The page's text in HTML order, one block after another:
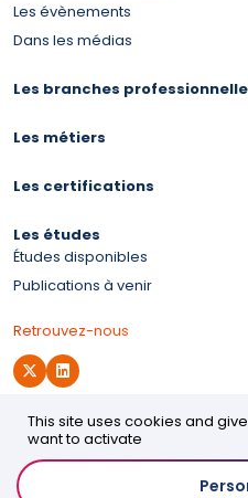
Les évènements
Dans les médias
Les branches
Les métiers
Les certifications
Les études
Études disponibles
Publications à venir
Retrouvez-nous
Site d'OPCO 2i
This site uses cookies and
want to activate